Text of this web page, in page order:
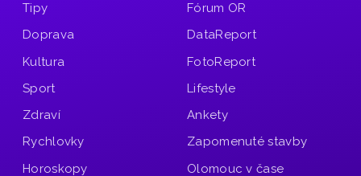
Tipy
Doprava
Kultura
Sport
Zdraví
Rychlovky
Horoskopy
Fórum OR
DataReport
FotoReport
Lifestyle
Ankety
Zapomenuté stavby
Olomouc v čase